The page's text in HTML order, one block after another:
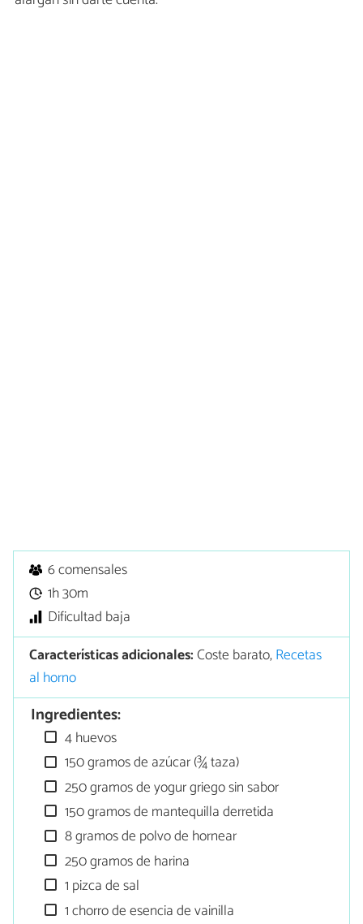
6 comensales
1h 30m
Dificultad baja
Características adicionales:Coste barato,Recetas
al horno
Ingredientes:
4 huevos
150 gramos de azúcar (¾ taza)
250 gramos de yogur griego sin sabor
150 gramos de mantequilla derretida
8 gramos de polvo de hornear
250 gramos de harina
1 pizca de sal
1 chorro de esencia de vainilla